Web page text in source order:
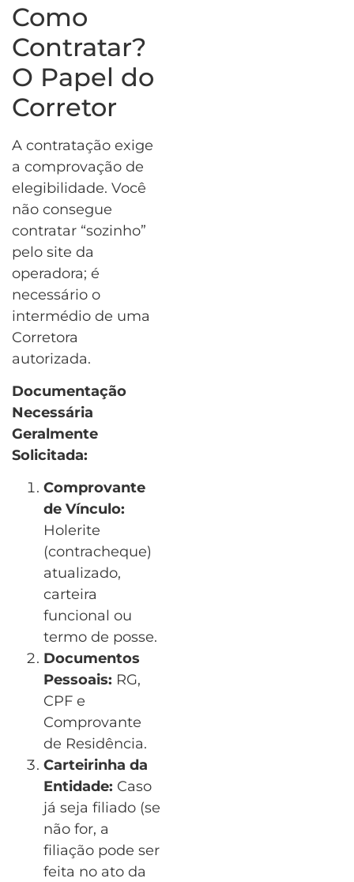
Como
Contratar?
O Papel do
Corretor
A contratação exige
a comprovação de
elegibilidade. Você
não consegue
contratar “sozinho”
pelo site da
operadora; é
necessário o
intermédio de uma
Corretora
autorizada.
Documentação
Necessária
Geralmente
Solicitada:
Comprovante
de Vínculo:
Holerite
(contracheque)
atualizado,
carteira
funcional ou
termo de posse.
Documentos
Pessoais: RG,
CPF e
Comprovante
de Residência.
Carteirinha da
Entidade: Caso
já seja filiado (se
não for, a
filiação pode ser
feita no ato da